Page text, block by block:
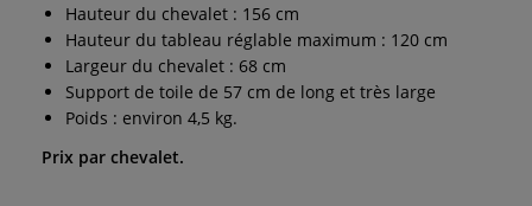
Hauteur du chevalet : 156 cm
Hauteur du tableau réglable maximum : 120 cm
Largeur du chevalet : 68 cm
Support de toile de 57 cm de long et très large
Poids : environ 4,5 kg.
Prix par chevalet.